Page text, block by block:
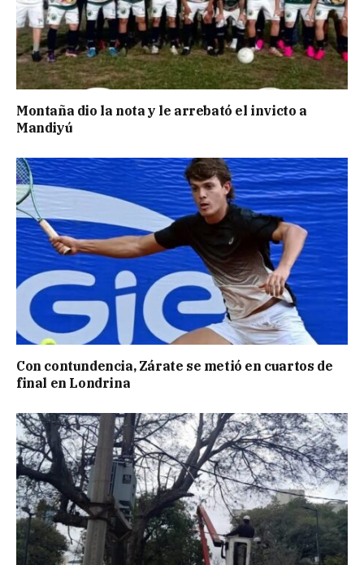
Montaña dio la nota y le arrebató el invicto a
Mandiyú
Con contundencia, Zárate se metió en cuartos de
final en Londrina